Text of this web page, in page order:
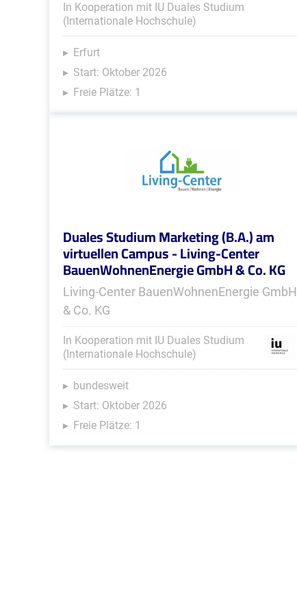
In Kooperation mit IU Duales Studium
(Internationale Hochschule)
Erfurt
Start: Oktober 2026
Freie Plätze: 1
Duales Studium Marketing (B.A.) am
virtuellen Campus - Living-Center
BauenWohnenEnergie GmbH & Co. KG
Living-Center BauenWohnenEnergie GmbH
& Co. KG
In Kooperation mit IU Duales Studium
(Internationale Hochschule)
bundesweit
Start: Oktober 2026
Freie Plätze: 1